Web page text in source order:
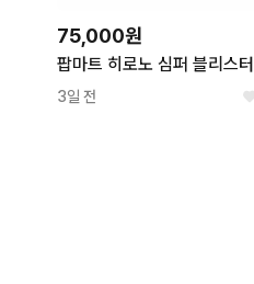
75,000원
팝마트 히로노 심퍼 블리스터
3일 전